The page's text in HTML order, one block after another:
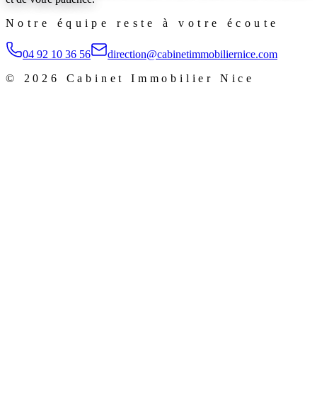
Notre équipe reste à votre écoute
04 92 10 36 56
direction@cabinetimmobiliernice.com
© 2026 Cabinet Immobilier Nice